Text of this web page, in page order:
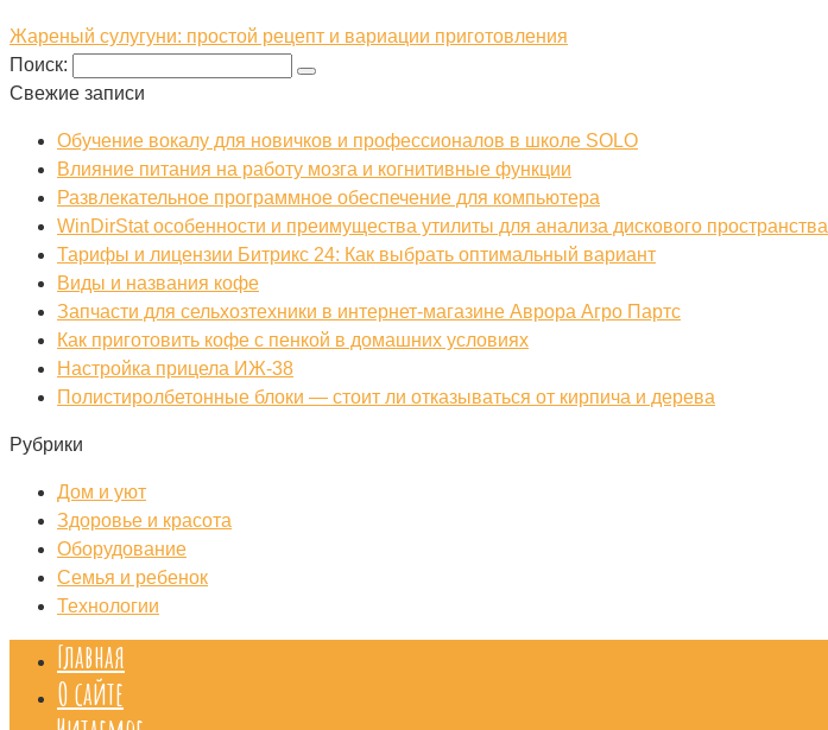
Жареный сулугуни: простой рецепт и вариации приготовления
Поиск:
Свежие записи
Обучение вокалу для новичков и профессионалов в школе SOLO
Влияние питания на работу мозга и когнитивные функции
Развлекательное программное обеспечение для компьютера
WinDirStat особенности и преимущества утилиты для анализа дискового пространства
Тарифы и лицензии Битрикс 24: Как выбрать оптимальный вариант
Виды и названия кофе
Запчасти для сельхозтехники в интернет-магазине Аврора Агро Партс
Как приготовить кофе с пенкой в домашних условиях
Настройка прицела ИЖ‑38
Полистиролбетонные блоки — стоит ли отказываться от кирпича и дерева
Рубрики
Дом и уют
Здоровье и красота
Оборудование
Семья и ребенок
Технологии
Главная
О сайте